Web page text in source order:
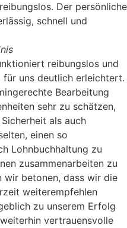
Der persönliche
schnell und
reibungslos und
uns deutlich erleichtert.
Bearbeitung
sehr zu schätzen,
als auch
einen so
Lohnbuchhaltung zu
zusammenarbeiten zu
wir betonen, dass wir die
weiterempfehlen
zu unserem Erfolg
vertrauensvolle